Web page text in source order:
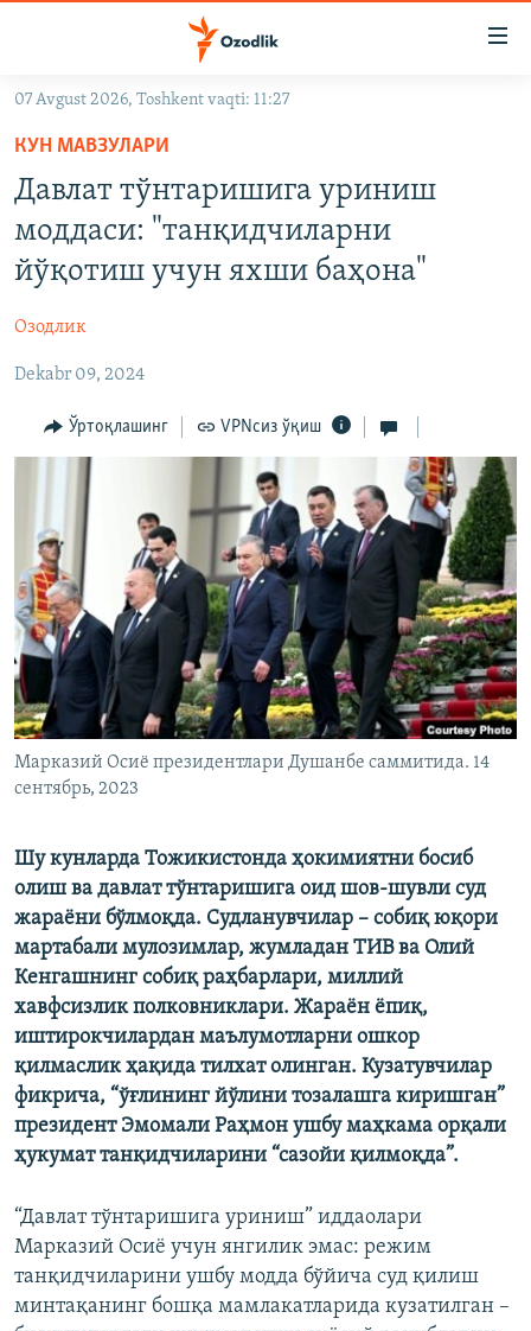
Асосий
навигацияга
ўтинг
Қидиришга
ўтинг
OZODARXIV
На русском
ИЖТИМОИЙ ТАРМОҚЛАР
Озодлик бошқа тилларда
07 Avgust 2026, Toshkent vaqti: 11:27
КУН МАВЗУЛАРИ
Давлат тўнтаришига уриниш
моддаси: "танқидчиларни
йўқотиш учун яхши баҳона"
Озодлик
Dekabr 09, 2024
Ўртоқлашинг VPNсиз ўқиш
Марказий Осиё президентлари Душанбе саммитида. 14
сентябрь, 2023
Шу кунларда Тожикистонда ҳокимиятни босиб
олиш ва давлат тўнтаришига оид шов-шувли суд
жараёни бўлмоқда. Судланувчилар – собиқ юқори
мартабали мулозимлар, жумладан ТИВ ва Олий
Кенгашнинг собиқ раҳбарлари, миллий
хавфсизлик полковниклари. Жараён ёпиқ,
иштирокчилардан маълумотларни ошкор
қилмаслик ҳақида тилхат олинган. Кузатувчилар
фикрича, “ўғлининг йўлини тозалашга киришган”
президент Эмомали Раҳмон ушбу маҳкама орқали
ҳукумат танқидчиларини “сазойи қилмоқда”.
“Давлат тўнтаришига уриниш” иддаолари
Марказий Осиё учун янгилик эмас: режим
танқидчиларини ушбу модда бўйича суд қилиш
минтақанинг бошқа мамлакатларида кузатилган –